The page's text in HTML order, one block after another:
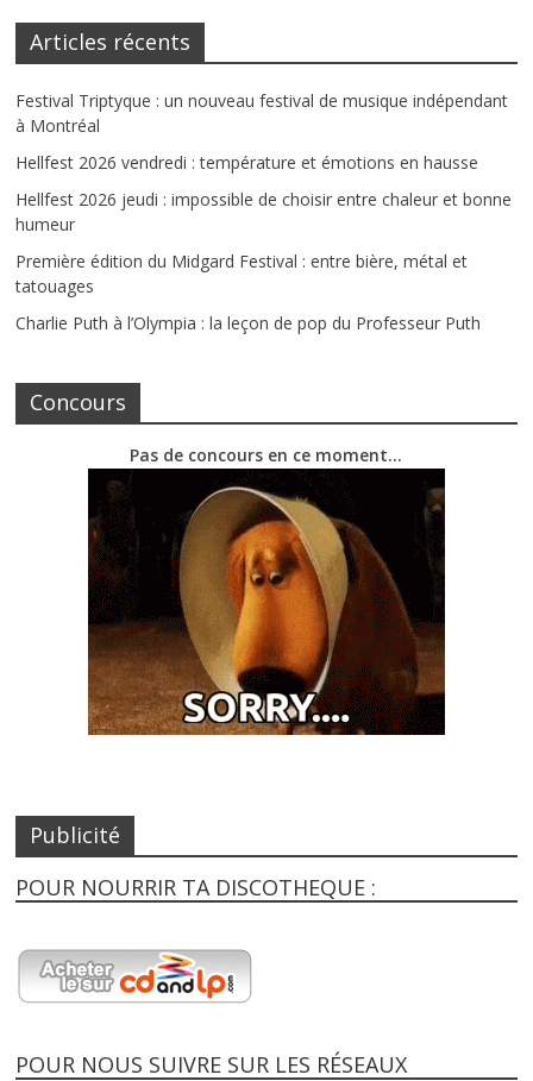
Articles récents
Festival Triptyque : un nouveau festival de musique indépendant
à Montréal
Hellfest 2026 vendredi : température et émotions en hausse
Hellfest 2026 jeudi : impossible de choisir entre chaleur et bonne
humeur
Première édition du Midgard Festival : entre bière, métal et
tatouages
Charlie Puth à l’Olympia : la leçon de pop du Professeur Puth
Concours
Pas de concours en ce moment…
Publicité
POUR NOURRIR TA DISCOTHEQUE :
POUR NOUS SUIVRE SUR LES RÉSEAUX